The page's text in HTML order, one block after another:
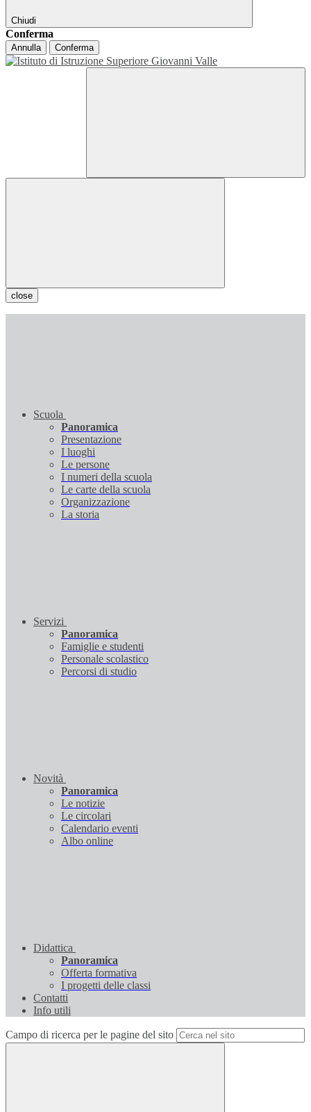
Chiudi
Conferma
Annulla Conferma
close
Scuola
Panoramica
Presentazione
I luoghi
Le persone
I numeri della scuola
Le carte della scuola
Organizzazione
La storia
Servizi
Panoramica
Famiglie e studenti
Personale scolastico
Percorsi di studio
Novità
Panoramica
Le notizie
Le circolari
Calendario eventi
Albo online
Didattica
Panoramica
Offerta formativa
I progetti delle classi
Contatti
Info utili
Campo di ricerca per le pagine del sito